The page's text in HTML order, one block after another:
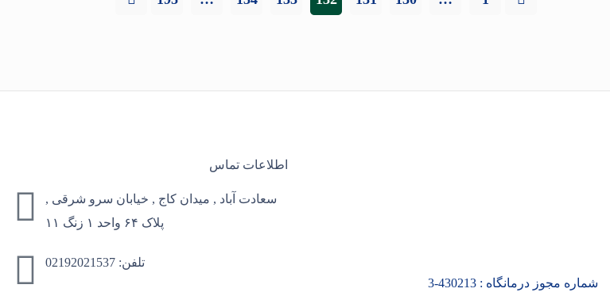
شماره مجوز درمانگاه : 430213
-3
اطلاعات تماس
سعادت آباد , میدان کاج , خیابان سرو شرقی ,
پلاک ۶۴ واحد ۱ زنگ ۱۱
تلفن: 02192021537